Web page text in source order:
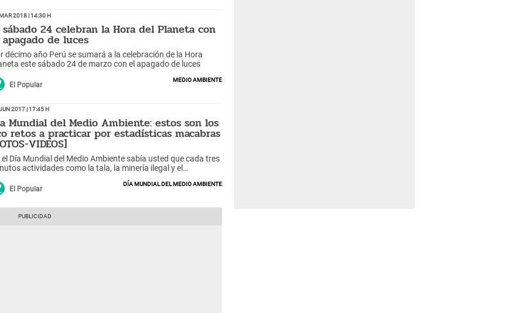
2018 | 14:30 h
sábado 24 celebran la Hora del Planeta con
de luces
décimo año Perú se sumará a la celebración de la Hora
este sábado 24 de marzo con el apagado de luces
El Popular
Medio ambiente
2017 | 17:45 h
Mundial del Medio Ambiente: estos son los
retos a practicar por estadísticas macabras
VIDEOS]
el Día Mundial del Medio Ambiente sabía usted que cada tres
actividades como la tala, la minería ilegal y el
Amazonía. Que en el año 2025 en el mar habrá habrá
basura que peces. Por ello estos son los eco retos que
El Popular
Día Mundial del Medio Ambiente